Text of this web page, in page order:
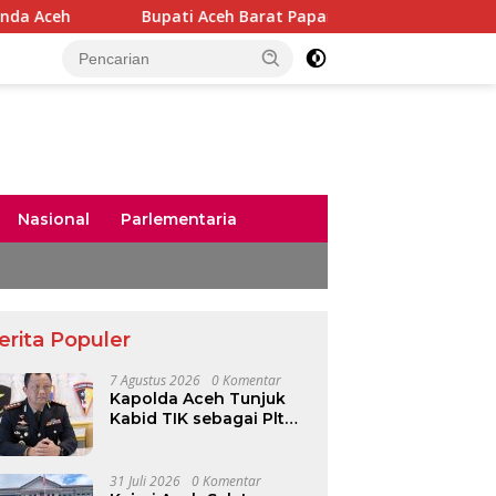
Aceh Barat Paparkan Rancangan KUA-PPAS 2027,
Nasional Parlementaria
Populer
7 Agustus 2026 0 Komentar
Kapolda Aceh Tunjuk
Kabid TIK sebagai Plt
31 Juli 2026 0 Komentar